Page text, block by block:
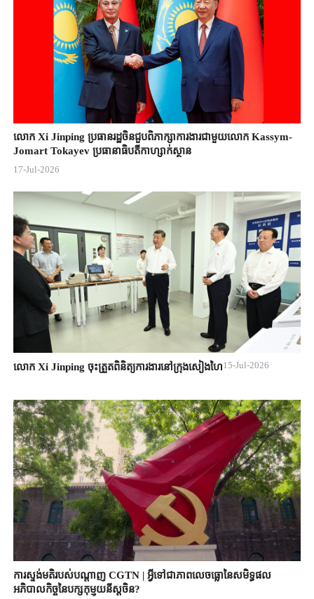
លោក Xi Jinping ប្រធានរដ្ឋចិន​ជួបពិភាក្សា​ការងារជាមួយ​លោក Kassym-
Jomart ​Tokayev ​ប្រធានាធិបតី​កាហ្សាក់ស្ថាន​
17-Jul-2026
លោក Xi Jinping ចុះត្រួតពិនិត្យការងារនៅក្រុងសៀងហៃ15-Jul-2026
ការស្ទង់មតិរបស់បណ្តាញ CGTN | អ្វីទៅជាភាពលេចធ្លោនៃសមិទ្ធផល
អភិបាលកិច្ចនៃបក្សកុម្មុយនីស្តចិន?